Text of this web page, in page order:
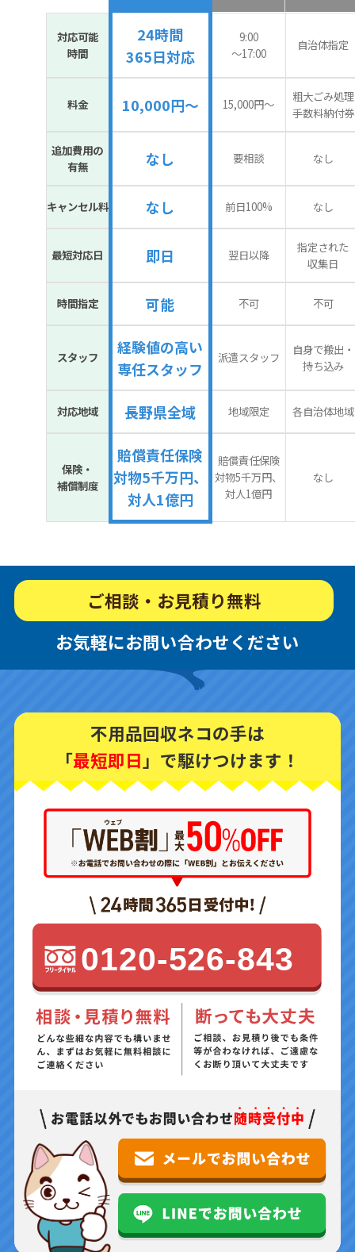
対応可能
時間
24時間
365日対応
9:00
〜17:00
自治体指定
料金 10,000円～ 15,000円〜
粗大ごみ処理
手数料納付券
追加費用の
有無
なし 要相談 なし
キャンセル料 なし 前日100% なし
最短対応日 即日 翌日以降
指定された
収集日
時間指定 可能 不可 不可
スタッフ
経験値の高い
専任スタッフ
派遣スタッフ
自身で搬出・
持ち込み
対応地域 長野県全域 地域限定 各自治体地域
保険・
補償制度
賠償責任保険
対物5千万円、
対人1億円
賠償責任保険
対物5千万円、
対人1億円
なし
ご相談・お見積り無料
お気軽にお問い合わせください
不用品回収ネコの手は
「最短即日 」で駆けつけます！
0120-526-843